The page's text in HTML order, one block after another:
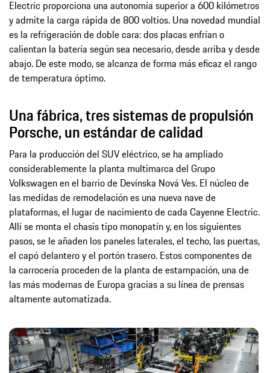
Electric proporciona una autonomía superior a 600 kilómetros
y admite la carga rápida de 800 voltios. Una novedad mundial
es la refrigeración de doble cara: dos placas enfrían o
calientan la batería según sea necesario, desde arriba y desde
abajo. De este modo, se alcanza de forma más eficaz el rango
de temperatura óptimo.
Una fábrica, tres sistemas de propulsión
Porsche, un estándar de calidad
Para la producción del SUV eléctrico, se ha ampliado
considerablemente la planta multimarca del Grupo
Volkswagen en el barrio de Devínska Nová Ves. El núcleo de
las medidas de remodelación es una nueva nave de
plataformas, el lugar de nacimiento de cada Cayenne Electric.
Allí se monta el chasis tipo monopatín y, en los siguientes
pasos, se le añaden los paneles laterales, el techo, las puertas,
el capó delantero y el portón trasero. Estos componentes de
la carrocería proceden de la planta de estampación, una de
las más modernas de Europa gracias a su línea de prensas
altamente automatizada.